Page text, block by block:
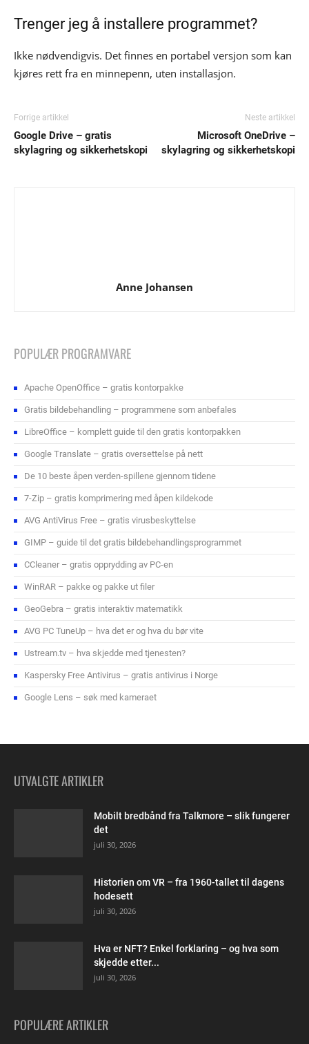
Trenger jeg å installere programmet?
Ikke nødvendigvis. Det finnes en portabel versjon som kan
kjøres rett fra en minnepenn, uten installasjon.
Forrige artikkel
Google Drive – gratis
skylagring og sikkerhetskopi
Neste artikkel
Microsoft OneDrive –
skylagring og sikkerhetskopi
Anne Johansen
POPULÆR PROGRAMVARE
Apache OpenOffice – gratis kontorpakke
Gratis bildebehandling – programmene som anbefales
LibreOffice – komplett guide til den gratis kontorpakken
Google Translate – gratis oversettelse på nett
De 10 beste åpen verden-spillene gjennom tidene
7-Zip – gratis komprimering med åpen kildekode
AVG AntiVirus Free – gratis virusbeskyttelse
GIMP – guide til det gratis bildebehandlingsprogrammet
CCleaner – gratis opprydding av PC-en
WinRAR – pakke og pakke ut filer
GeoGebra – gratis interaktiv matematikk
AVG PC TuneUp – hva det er og hva du bør vite
Ustream.tv – hva skjedde med tjenesten?
Kaspersky Free Antivirus – gratis antivirus i Norge
Google Lens – søk med kameraet
UTVALGTE ARTIKLER
Mobilt bredbånd fra Talkmore – slik fungerer
det
juli 30, 2026
Historien om VR – fra 1960-tallet til dagens
hodesett
juli 30, 2026
Hva er NFT? Enkel forklaring – og hva som
skjedde etter...
juli 30, 2026
POPULÆRE ARTIKLER